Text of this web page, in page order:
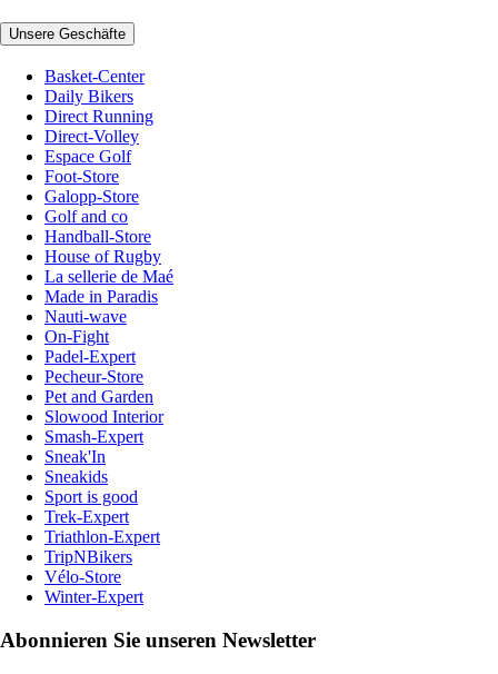
Unsere Geschäfte
Basket-Center
Daily Bikers
Direct Running
Direct-Volley
Espace Golf
Foot-Store
Galopp-Store
Golf and co
Handball-Store
House of Rugby
La sellerie de Maé
Made in Paradis
Nauti-wave
On-Fight
Padel-Expert
Pecheur-Store
Pet and Garden
Slowood Interior
Smash-Expert
Sneak'In
Sneakids
Sport is good
Trek-Expert
Triathlon-Expert
TripNBikers
Vélo-Store
Winter-Expert
Abonnieren Sie unseren Newsletter